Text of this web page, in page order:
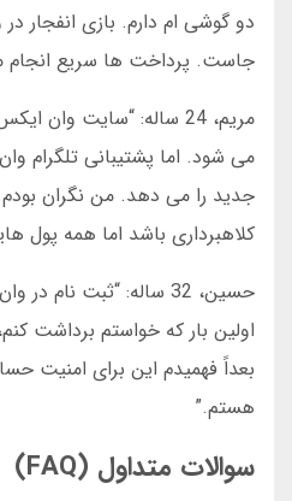
دو گوشی ام دارم. بازی انفجار
جاست. پرداخت ها سریع انجام
مریم، 24 ساله: “سایت
می شود. اما پشتیبانی تلگرام
جدید را می دهد. من نگران
کلاهبرداری باشد اما همه پول
حسین، 32 ساله: “ثبت نام
اولین بار که خواستم برداشت
بعداً فهمیدم این برای امنیت
هستم.”
سوالات متداول (FAQ)